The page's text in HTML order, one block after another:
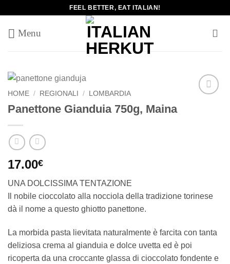
contenuti
FEEL BETTER, EAT ITALIAN!
HOME / REGIONALI / LOMBARDIA
Panettone Gianduia 750g, Maina
17.00€
UNA DOLCISSIMA TENTAZIONE
Il nobile cioccolato alla nocciola della tradizione torinese
dà il nome a questo ghiotto panettone.
La morbida pasta lievitata naturalmente è farcita con tanta
deliziosa crema al gianduia e dolce uvetta ed è poi
ricoperta da una croccante glassa di cioccolato fondente e